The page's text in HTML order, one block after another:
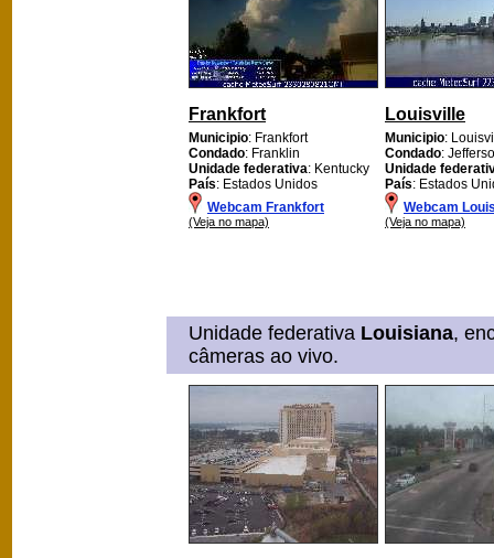
Frankfort
Municipio: Frankfort
Condado: Franklin
Unidade federativa: Kentucky
País: Estados Unidos
Webcam Frankfort
(Veja no mapa)
Louisville
Municipio:
Condado:
Unidade
País: Estados
Webcam
(Veja no mapa)
Unidade federativa Louisiana,
câmeras ao vivo.